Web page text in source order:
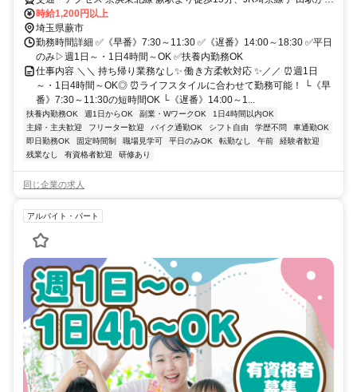
徒歩15分
時給1,200円以上
埼玉県蕨市
勤務時間詳細 ✅《早番》7:30～11:30 ✅《遅番》14:00～18:30 ✅平日
のみ▷週1日～・1日4時間～OK ✅扶養内勤務OK
仕事内容 ＼＼ 持ち帰り業務なし✨ 働き方柔軟対応 ✨／／ ⏰週1日
～・1日4時間～OK◎ ⏰ライフスタイルに合わせて勤務可能！ └《早
番》7:30～11:30の短時間OK └《遅番》14:00～1...
扶養内勤務OK 週1日からOK 副業・WワークOK
1日4時間以内OK
主婦・主夫歓迎
フリーター歓迎 バイク通勤OK シフト自由 学歴不問
車通勤OK
即日勤務OK
固定時間制 職場見学可 平日のみOK 転勤なし 午前
経験者歓迎
残業なし
有資格者歓迎 研修あり
同じ企業の求人
アルバイト・パート